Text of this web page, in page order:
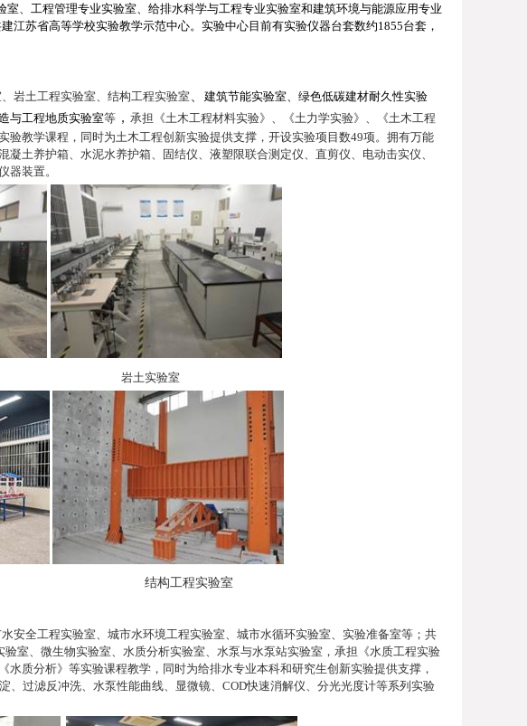
、 工程管理专业实验室、给排水科学与工程专业实验室和建筑环境与能源应用专业
江苏省高等学校实验教学示范中心。实验中心目前有实验仪器台套数约1855台套，
岩土工程实验室、结构工程实验室
建筑节能实验室、绿色低碳建材耐久性实验
与工程地质实验室等 ， 承担《土木工程材料实验》、《土力学实验》、《土木工程
教学课程，同时为土木工程创新实验提供支撑，开设实验项目数49项。拥有万能
土养护箱、水泥水养护箱、固结仪、液塑限联合测定仪、直剪仪、电动击实仪、
器装置。
岩土实验室
结构工程实验室
安全工程实验室、城市水环境工程实验室、城市水循环实验室、实验准备室等；共
室、微生物实验室、水质分析实验室、水泵与水泵站实验室，承担《水质工程实验
质分析》等实验课程教学，同时为给排水专业本科和研究生创新实验提供支撑，
、过滤反冲洗、水泵性能曲线、显微镜、 COD快速消解仪、分光光度计等系列实验